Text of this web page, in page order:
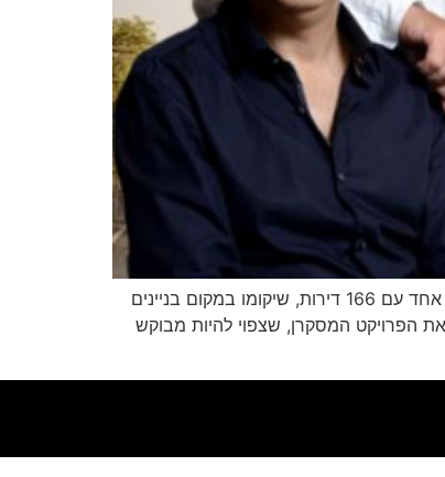
הפרויקט ברמת אביב הישנה, השייך לחברת הבת ICR ראם החזקות של קבוצת הנדל"ן, יכלול מגדלים חדשים בני שש קומות על אחד עם 166 דירות, שיקומו במקום בניינים
את הפרויקט המסקרן, שצפוי להיות מבוקש